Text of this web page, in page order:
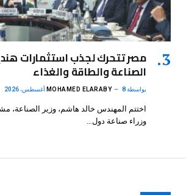
مصر تتحرك لجذب استثمارات
الصناعة والطاقة والغذاء
بواسطة MOHAMED ELARABY 8 أغسطس، 2026
اختتم المهندس خالد هاشم، وزير الصناعة،
وزراء صناعة دول…